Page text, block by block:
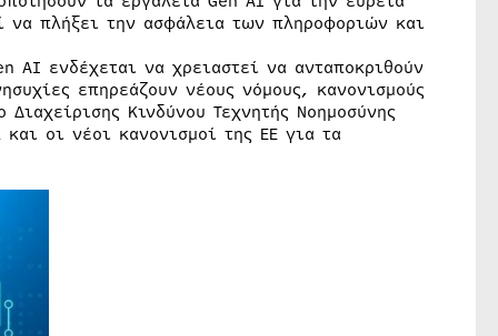
να πλήξει την ασφάλεια των πληροφοριών και
AI ενδέχεται να χρειαστεί να ανταποκριθούν
επηρεάζουν νέους νόμους, κανονισμούς
Κινδύνου Τεχνητής Νοημοσύνης
οι νέοι κανονισμοί της ΕΕ για τα